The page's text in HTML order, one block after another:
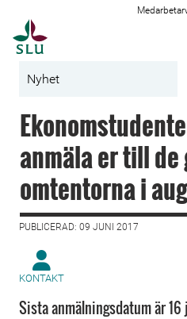
Nyhet
anmäla er till
omtentorna i
PUBLICERAD: 09 JUNI 2017
KONTAKT
Sista anmälningsdatum är 16